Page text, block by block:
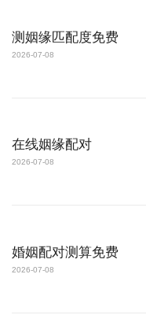
测姻缘匹配度免费
2026-07-08
在线姻缘配对
2026-07-08
婚姻配对测算免费
2026-07-08